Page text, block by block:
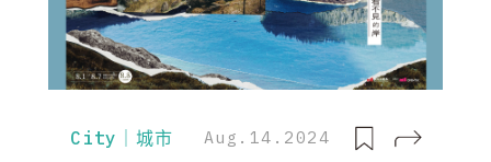
City｜城市 Aug.14.2024